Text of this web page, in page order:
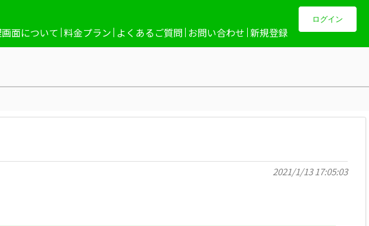
面について 料金プラン よくあるご質問 お問い合わせ 新規登録
ログイン
2021/1/13 17:05:03